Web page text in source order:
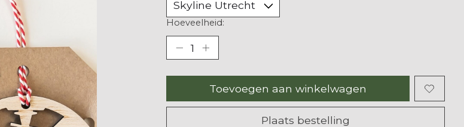
Hoeveelheid:
Toevoegen aan winkelwagen
Plaats bestelling